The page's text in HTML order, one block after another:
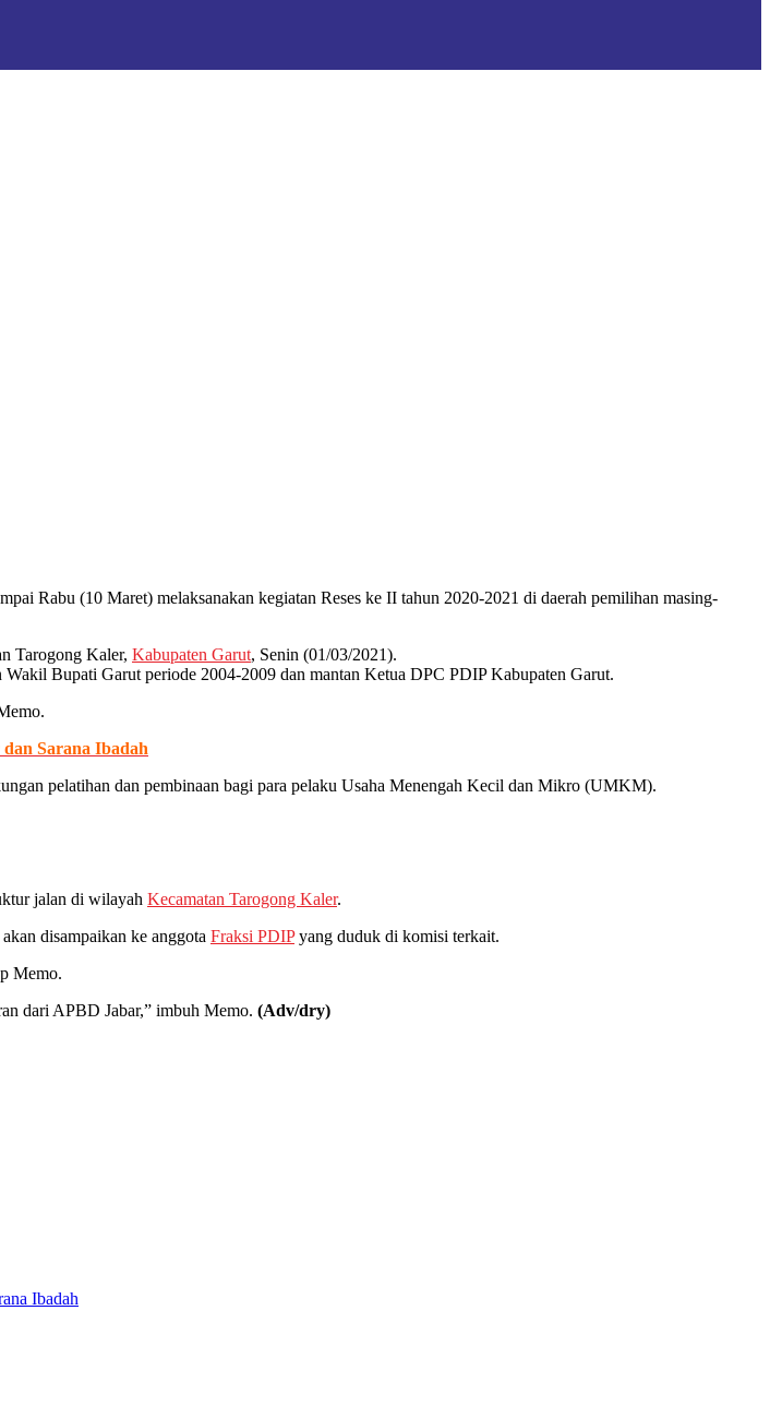
Rabu (10 Maret) melaksanakan kegiatan Reses ke II tahun 2020-2021 di daerah pemilihan masing-
Tarogong Kaler, Kabupaten Garut, Senin (01/03/2021).
Bupati Garut periode 2004-2009 dan mantan Ketua DPC PDIP Kabupaten Garut.
Sarana Ibadah
pelatihan dan pembinaan bagi para pelaku Usaha Menengah Kecil dan Mikro (UMKM).
jalan di wilayah Kecamatan Tarogong Kaler.
disampaikan ke anggota Fraksi PDIPyang duduk di komisi terkait.
Memo.
dari APBD Jabar,” imbuh Memo. (Adv/dry)
Ibadah